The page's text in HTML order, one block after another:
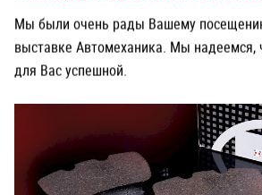
Мы были очень рады Вашему
выставке Автомеханика. Мы надеемся,
для Вас успешной.